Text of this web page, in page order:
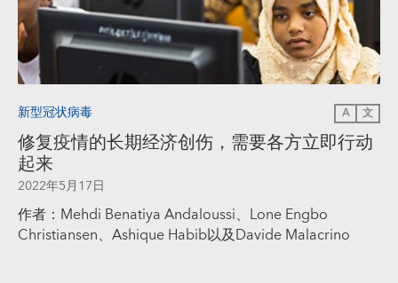
新型冠状病毒 A 文
修复疫情的长期经济创伤，需要各方立即行动
起来
2022年5月17日
作者：Mehdi Benatiya Andaloussi、Lone Engbo
Christiansen、Ashique Habib以及Davide Malacrino